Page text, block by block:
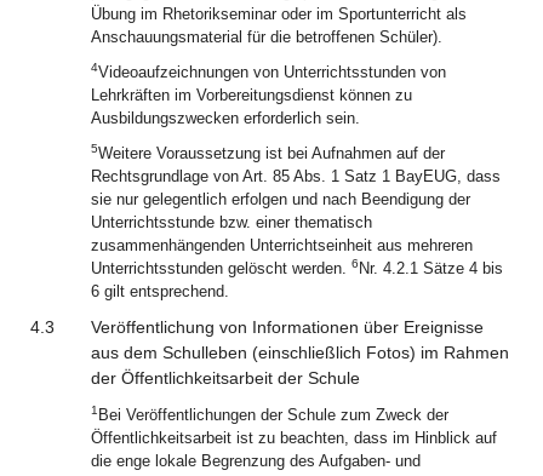
Übung im Rhetorikseminar oder im Sportunterricht als
Anschauungsmaterial für die betroffenen Schüler).
4Videoaufzeichnungen von Unterrichtsstunden von
Lehrkräften im Vorbereitungsdienst können zu
Ausbildungszwecken erforderlich sein.
5Weitere Voraussetzung ist bei Aufnahmen auf der
Rechtsgrundlage von Art. 85 Abs. 1 Satz 1 BayEUG, dass
sie nur gelegentlich erfolgen und nach Beendigung der
Unterrichtsstunde bzw. einer thematisch
zusammenhängenden Unterrichtseinheit aus mehreren
Unterrichtsstunden gelöscht werden. 6 Nr. 4.2.1 Sätze 4 bis
6 gilt entsprechend.
4.3
Veröffentlichung von Informationen über Ereignisse
aus dem Schulleben (einschließlich Fotos) im Rahmen
der Öffentlichkeitsarbeit der Schule
1 Bei Veröffentlichungen der Schule zum Zweck der
Öffentlichkeitsarbeit ist zu beachten, dass im Hinblick auf
die enge lokale Begrenzung des Aufgaben- und